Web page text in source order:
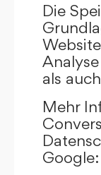
Die
als
Mehr
Google: